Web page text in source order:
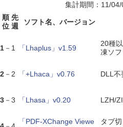
集計期間：11/
順
位
先
週
ソフト名、バージョン
1 － 1 「Lhaplus」v1.59
20種
凍ソフ
2 － 2 「+Lhaca」v0.76 DLL不
3 － 3 「Lhasa」v0.20 LZH/
「PDF-XChange Viewe
タブ